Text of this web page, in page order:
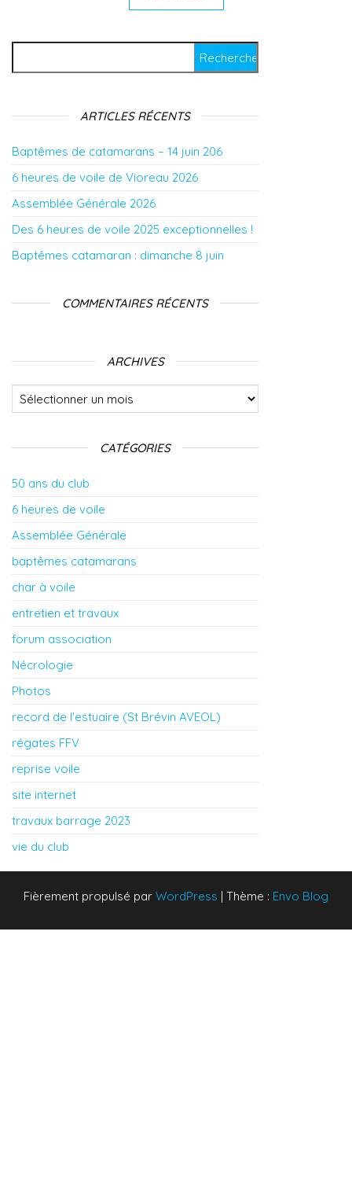
ARTICLES RÉCENTS
Baptêmes de catamarans – 14 juin 206
6 heures de voile de Vioreau 2026
Assemblée Générale 2026
Des 6 heures de voile 2025 exceptionnelles !
Baptêmes catamaran : dimanche 8 juin
COMMENTAIRES RÉCENTS
ARCHIVES
Archives
CATÉGORIES
50 ans du club
6 heures de voile
Assemblée Générale
baptêmes catamarans
char à voile
entretien et travaux
forum association
Nécrologie
Photos
record de l'estuaire (St Brévin AVEOL)
régates FFV
reprise voile
site internet
travaux barrage 2023
vie du club
Fièrement propulsé par WordPress | Thème : Envo Blog